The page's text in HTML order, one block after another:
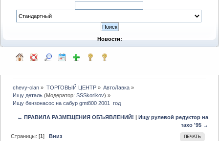
Новости:
chevy-clan » ТОРГОВЫЙ ЦЕНТР» АвтоЛавка»
Ищу деталь (Модератор:SSSkorikov) »
Ищу бензонасос на сабур gmt800 2001  год
← ПРАВИЛА РАЗМЕЩЕНИЯ ОБЪЯВЛЕНИЙ! | Ищу рулевой редуктор на
тахо '95 →
ПЕЧАТЬ
Страницы: [1]Вниз